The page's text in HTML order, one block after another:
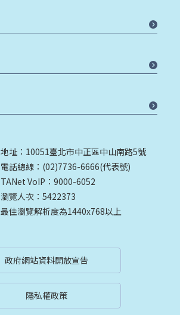
地址：10051臺北市中正區中山南路5號
電話總線：(02)7736-6666(代表號)
TANet VoIP：9000-6052
瀏覽人次：5422373
最佳瀏覽解析度為1440x768以上
政府網站資料開放宣告
隱私權政策